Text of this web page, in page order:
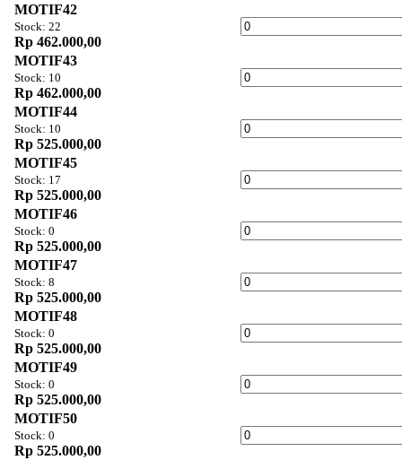
MOTIF42
Stock: 22
Rp 462.000,00
MOTIF43
Stock: 10
Rp 462.000,00
MOTIF44
Stock: 10
Rp 525.000,00
MOTIF45
Stock: 17
Rp 525.000,00
MOTIF46
Stock: 0
Rp 525.000,00
MOTIF47
Stock: 8
Rp 525.000,00
MOTIF48
Stock: 0
Rp 525.000,00
MOTIF49
Stock: 0
Rp 525.000,00
MOTIF50
Stock: 0
Rp 525.000,00